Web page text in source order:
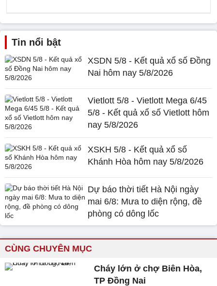
Tin nổi bật
XSDN 5/8 - Kết quả xổ số Đồng
Nai hôm nay 5/8/2026
Vietlott 5/8 - Vietlott Mega 6/45
5/8 - Kết quả xổ số Vietlott hôm
nay 5/8/2026
XSKH 5/8 - Kết quả xổ số
Khánh Hòa hôm nay 5/8/2026
Dự báo thời tiết Hà Nội ngày
mai 6/8: Mưa to diện rộng, đề
phòng có dông lốc
CÙNG CHUYÊN MỤC
Cháy lớn ở chợ Biên Hòa,
TP Đồng Nai